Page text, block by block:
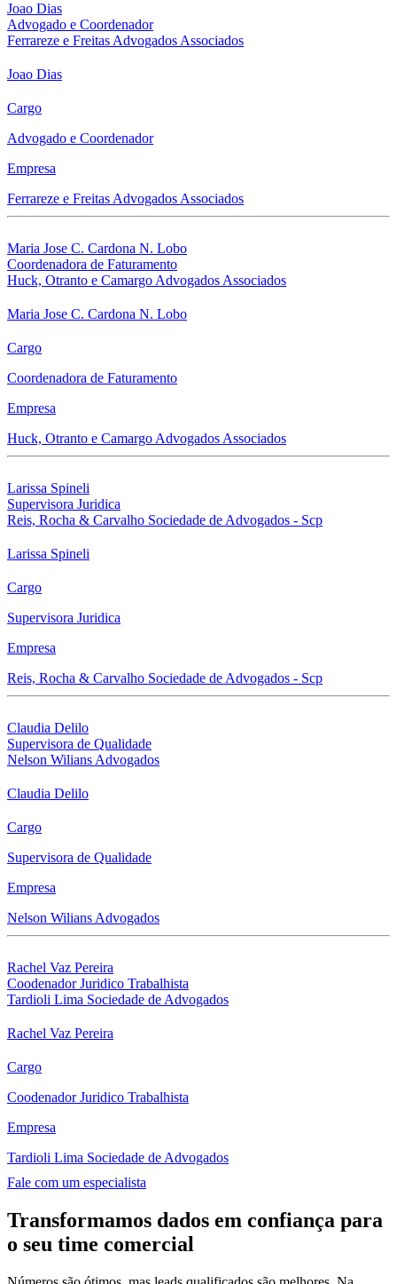
Joao Dias
Advogado e Coordenador
Ferrareze e Freitas Advogados Associados
Joao Dias
Cargo
Advogado e Coordenador
Empresa
Ferrareze e Freitas Advogados Associados
Maria Jose C. Cardona N. Lobo
Coordenadora de Faturamento
Huck, Otranto e Camargo Advogados Associados
Maria Jose C. Cardona N. Lobo
Cargo
Coordenadora de Faturamento
Empresa
Huck, Otranto e Camargo Advogados Associados
Larissa Spineli
Supervisora Juridica
Reis, Rocha & Carvalho Sociedade de Advogados - Scp
Larissa Spineli
Cargo
Supervisora Juridica
Empresa
Reis, Rocha & Carvalho Sociedade de Advogados - Scp
Claudia Delilo
Supervisora de Qualidade
Nelson Wilians Advogados
Claudia Delilo
Cargo
Supervisora de Qualidade
Empresa
Nelson Wilians Advogados
Rachel Vaz Pereira
Coodenador Juridico Trabalhista
Tardioli Lima Sociedade de Advogados
Rachel Vaz Pereira
Cargo
Coodenador Juridico Trabalhista
Empresa
Tardioli Lima Sociedade de Advogados
Fale com um especialista
Transformamos dados em confiança para
o seu time comercial